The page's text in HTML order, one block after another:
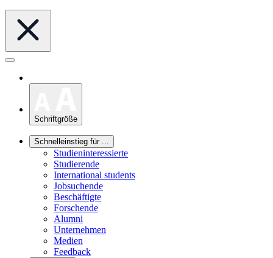
Schriftgröße
Schnelleinstieg für ...
Studieninteressierte
Studierende
International students
Jobsuchende
Beschäftigte
Forschende
Alumni
Unternehmen
Medien
Feedback